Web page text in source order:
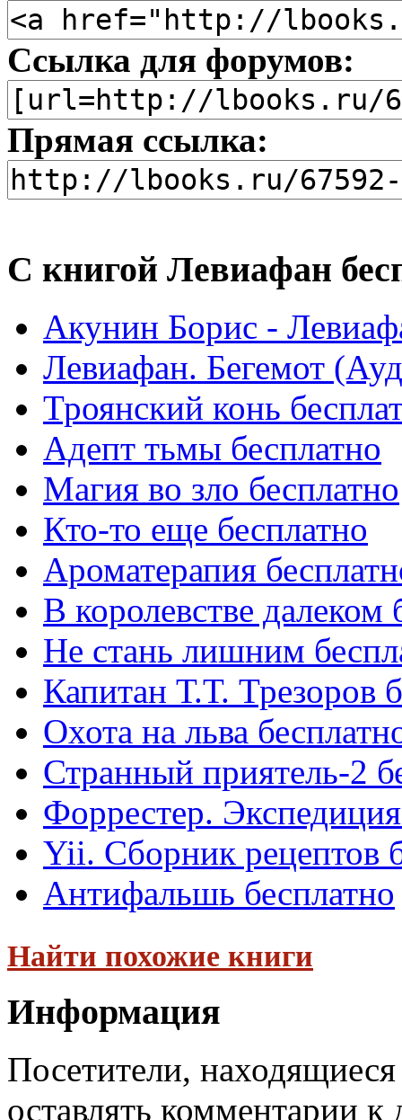
Ссылка для форумов:
Прямая ссылка:
С книгой Левиафан
Акунин Борис -
Левиафан. Бегемот
Троянский конь
Адепт тьмы бесплатно
Магия во зло бесплатно
Кто-то еще бесплатно
Ароматерапия
В королевстве далеком
Не стань лишним
Капитан Т.Т. Трезоров
Охота на льва
Странный приятель-2
Форрестер.
Yii. Сборник рецептов
Антифальшь бесплатно
Найти похожие книги
Информация
Посетители,
оставлять комментарии к